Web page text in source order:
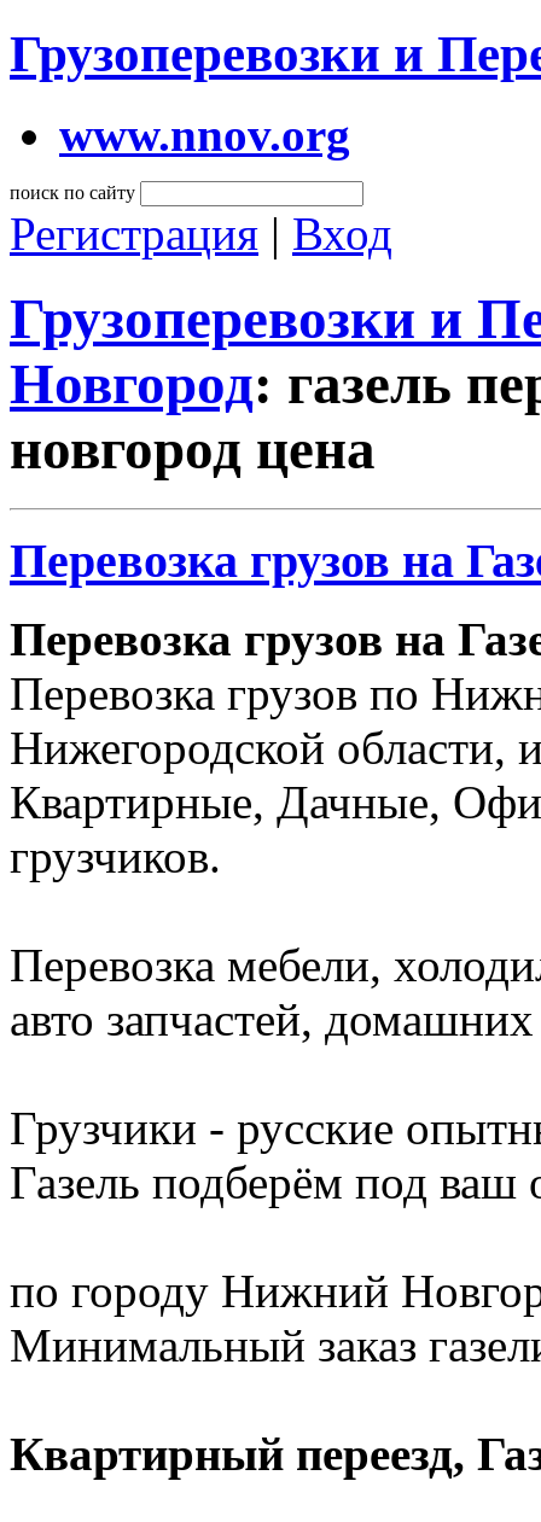
Грузоперевозки и
www.nnov.org
поиск по сайту
Регистрация | Вход
Грузоперевозки и
Новгород: газель
новгород цена
Перевозка грузов на
Перевозка грузов на
Перевозка грузов по
Нижегородской области,
Квартирные, Дачные,
грузчиков.
Перевозка мебели,
авто запчастей,
Грузчики - русские
Газель подберём под
по городу Нижний
Минимальный заказ
Квартирный переезд,